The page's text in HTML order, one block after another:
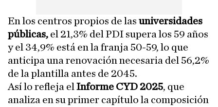
En los centros propios de las universidades
públicas, el 21,3% del PDI supera los 59 años
y el 34,9% está en la franja 50-59, lo que
anticipa una renovación necesaria del 56,2%
de la plantilla antes de 2045.
Así lo refleja el Informe CYD 2025, que
analiza en su primer capítulo la composición